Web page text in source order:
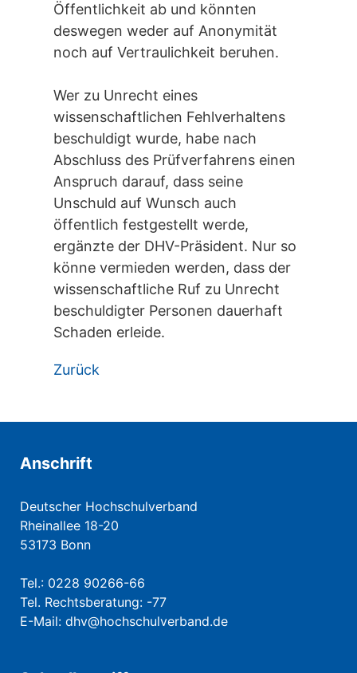
Öffentlichkeit ab und könnten
deswegen weder auf Anonymität
noch auf Vertraulichkeit beruhen.
Wer zu Unrecht eines
wissenschaftlichen Fehlverhaltens
beschuldigt wurde, habe nach
Abschluss des Prüfverfahrens einen
Anspruch darauf, dass seine
Unschuld auf Wunsch auch
öffentlich festgestellt werde,
ergänzte der DHV-Präsident. Nur so
könne vermieden werden, dass der
wissenschaftliche Ruf zu Unrecht
beschuldigter Personen dauerhaft
Schaden erleide.
Zurück
Anschrift
Deutscher Hochschulverband
Rheinallee 18-20
53173 Bonn
Tel.: 0228 90266-66
Tel. Rechtsberatung: -77
E-Mail: dhv@hochschulverband.de